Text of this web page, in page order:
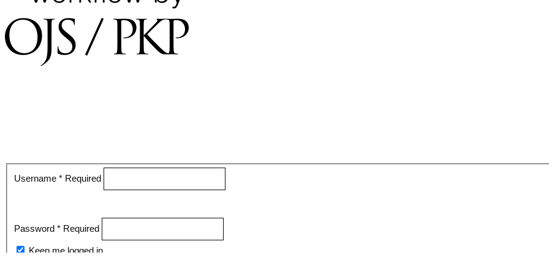
Username* Required
Password* Required
Keep me logged in